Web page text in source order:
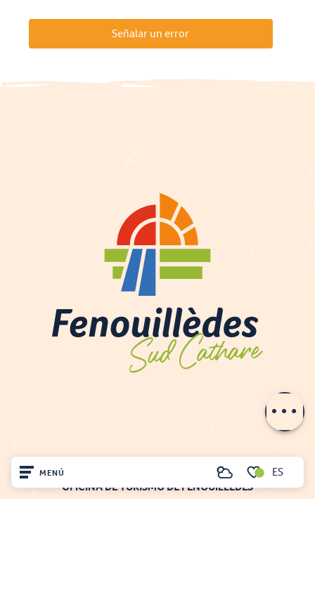
MENÚ
Voir les favoris
Buscar ES
Descripción
Señalar un error
OFICINA DE TURISMO DE FENOUILLÈDES
21, av. Georges Pézières